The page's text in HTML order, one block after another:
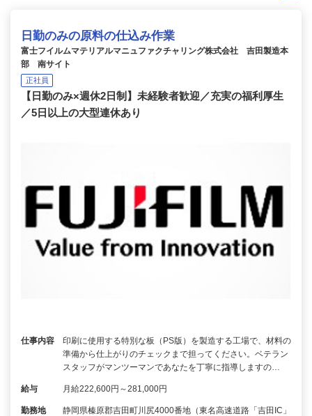
日勤のみの原料の仕込み作業
富士フイルムマテリアルマニュファクチャリング株式会社 吉田製造本
部 南サイト
正社員
【日勤のみ×週休2日制】未経験者歓迎／充実の福利厚生
／5日以上の大型連休あり
仕事内容
印刷に使用する特別な板（PS版）を製造する工場で、材料の
準備から仕上がりのチェックまで担ってください。ベテラン
スタッフがマンツーマンであなたを丁寧に指導しますの…
給与 月給222,600円～281,000円
勤務地
静岡県榛原郡吉田町川尻4000番地（東名高速道路「吉田IC」